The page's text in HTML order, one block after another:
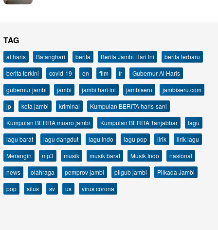
TAG
al haris Batanghari berita Berita Jambi Hari Ini
berita terbaru
berita terkini
covid-19 en film fr
Gubernur Al Haris
gubernur jambi
jambi jambi hari ini jambiseru
jambiseru.com
jp
kota jambi kriminal
Kumpulan BERITA haris-sani
Kumpulan BERITA muaro jambi
Kumpulan BERITA Tanjabbar
lagu
lagu barat
lagu dangdut lagu indo lagu pop lirik
lirik lagu
Merangin
mp3 musik musik barat Musik Indo
nasional
news
olahraga pemprov jambi pilgub jambi
Pilkada Jambi
pop
situs sv us virus corona